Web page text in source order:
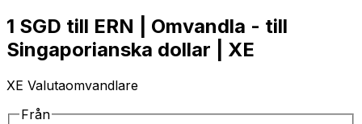
1 SGD till ERN | Omvandla - till
Singaporianska dollar | XE
XE Valutaomvandlare
Från